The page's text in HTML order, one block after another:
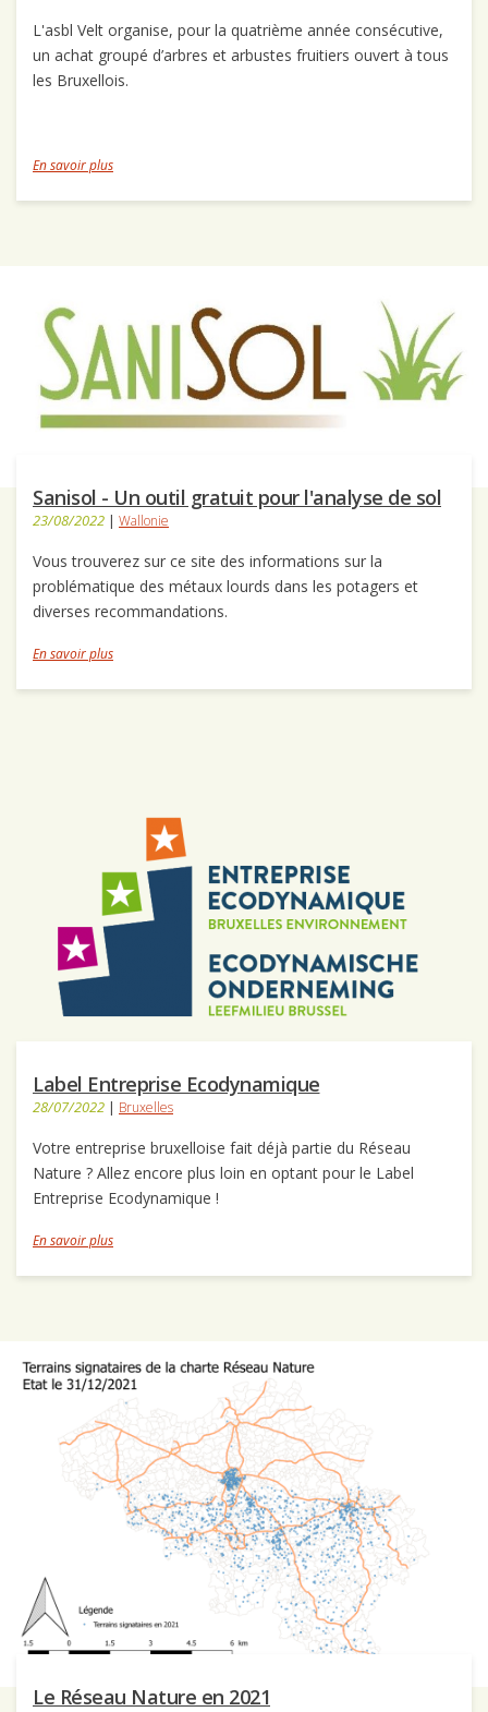
L'asbl Velt organise, pour la quatrième année consécutive,
un achat groupé d’arbres et arbustes fruitiers ouvert à tous
les Bruxellois.
En savoir plus
Sanisol - Un outil gratuit pour l'analyse de sol
23/08/2022 | Wallonie
Vous trouverez sur ce site des informations sur la
problématique des métaux lourds dans les potagers et
diverses recommandations.
En savoir plus
Label Entreprise Ecodynamique
28/07/2022 | Bruxelles
Votre entreprise bruxelloise fait déjà partie du Réseau
Nature ? Allez encore plus loin en optant pour le Label
Entreprise Ecodynamique !
En savoir plus
Le Réseau Nature en 2021